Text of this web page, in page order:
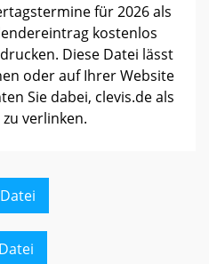
für 2026 als
kostenlos
Diese Datei lässt
oder auf Ihrer Website
Sie dabei, clevis.de als
verlinken.